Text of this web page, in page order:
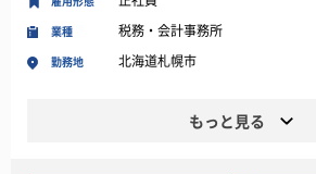
業種 税務・会計事務所
勤務地 北海道札幌市
もっと見る